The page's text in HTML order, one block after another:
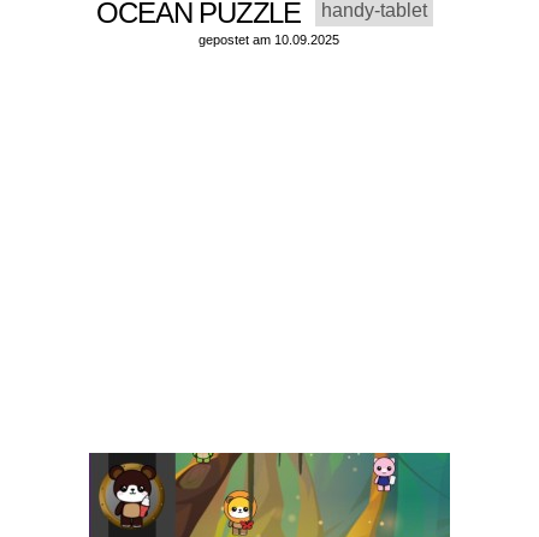
OCEAN PUZZLE handy-tablet
gepostet am 10.09.2025